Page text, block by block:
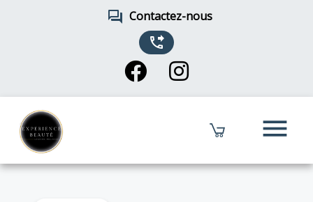
forum Contactez-nous
phone_forwarded
menu